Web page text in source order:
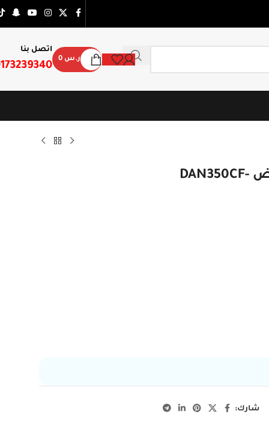
ر.س
اتصل بنا
شارك: